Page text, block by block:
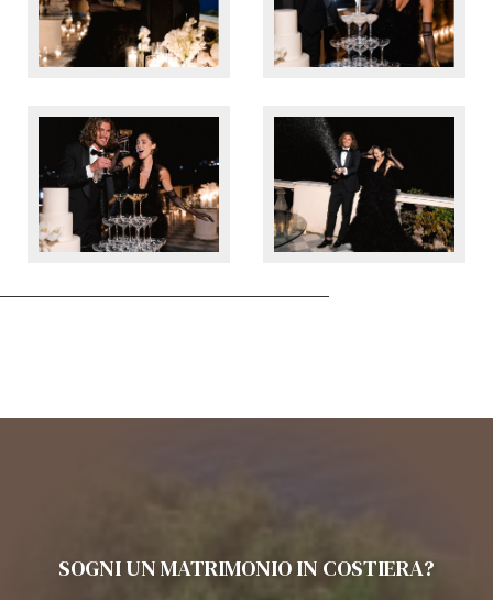
SOGNI UNMATRIMONIO IN COSTIERA?